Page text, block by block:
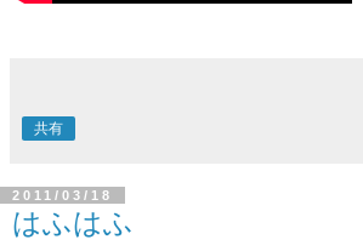
共有
2011/03/18
はふはふ